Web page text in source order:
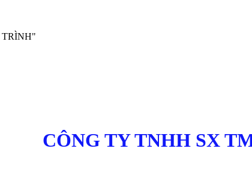
TRÌNH"
CÔNG TY TNHH SX